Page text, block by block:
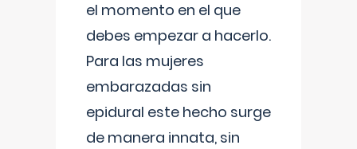
el momento en el que
debes empezar a hacerlo.
Para las mujeres
embarazadas sin
epidural este hecho surge
de manera innata, sin